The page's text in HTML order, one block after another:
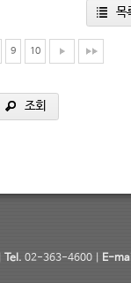
목
9 10
조회
Tel. 02-363-4600 |
E-